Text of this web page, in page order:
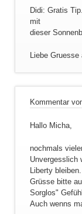
Didi: Gratis
mit
dieser
Liebe
Kommentar
Hallo Micha,
nochmals
Unvergesslich
Liberty bleiben.
Grüsse bitte
Sorglos"
Auch wenns